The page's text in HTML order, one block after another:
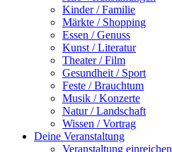
Kinder / Familie
Märkte / Shopping
Essen / Genuss
Kunst / Literatur
Theater / Film
Gesundheit / Sport
Feste / Brauchtum
Musik / Konzerte
Natur / Landschaft
Wissen / Vortrag
Deine Veranstaltung
Veranstaltung einreichen